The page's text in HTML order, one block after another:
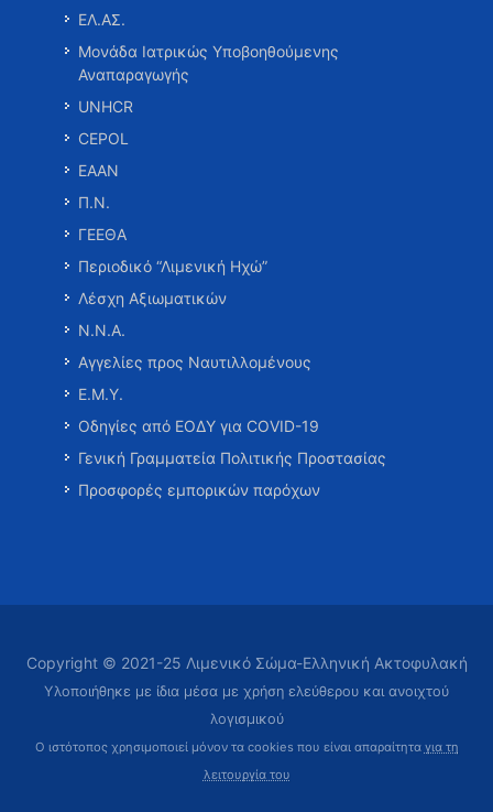
ΕΛ.ΑΣ.
Μονάδα Ιατρικώς Υποβοηθούμενης
Αναπαραγωγής
UNHCR
CEPOL
ΕΑΑΝ
Π.Ν.
ΓΕΕΘΑ
Περιοδικό “Λιμενική Ηχώ”
Λέσχη Αξιωματικών
Ν.Ν.Α.
Αγγελίες προς Ναυτιλλομένους
Ε.Μ.Υ.
Οδηγίες από ΕΟΔΥ για COVID-19
Γενική Γραμματεία Πολιτικής Προστασίας
Προσφορές εμπορικών παρόχων
Copyright © 2021-25 Λιμενικό Σώμα-Ελληνική Ακτοφυλακή
Υλοποιήθηκε με ίδια μέσα με χρήση ελεύθερου και ανοιχτού
λογισμικού
Ο ιστότοπος χρησιμοποιεί μόνον τα cookies που είναι απαραίτητα για τη
λειτουργία του